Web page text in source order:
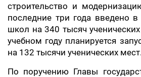
строительство и
последние три года введено
школ на 340 тысяч
учебном году планируется
на 132 тысячи ученических мест.
По поручению Главы